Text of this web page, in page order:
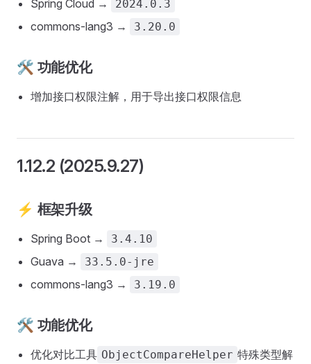
Spring Cloud → 2024.0.3
commons-lang3 → 3.20.0
🛠️ 功能优化
增加接口权限注解，用于导出接口权限信息
1.12.2 (2025.9.27)
⚡ 框架升级
Spring Boot → 3.4.10
Guava → 33.5.0-jre
commons-lang3 → 3.19.0
🛠️ 功能优化
优化对比工具 ObjectCompareHelper 特殊类型解